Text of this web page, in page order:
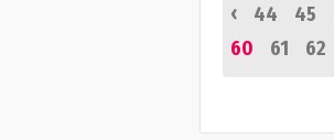
‹
44 45
60
61 62